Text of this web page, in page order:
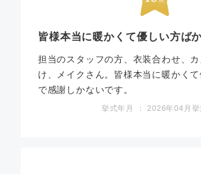
皆様本当に暖かくて優しい方ば
担当のスタッフの方、衣装合わせ、
け、メイクさん。皆様本当に暖かく
で感謝しかないです。
挙式年月 ： 2026年04月挙